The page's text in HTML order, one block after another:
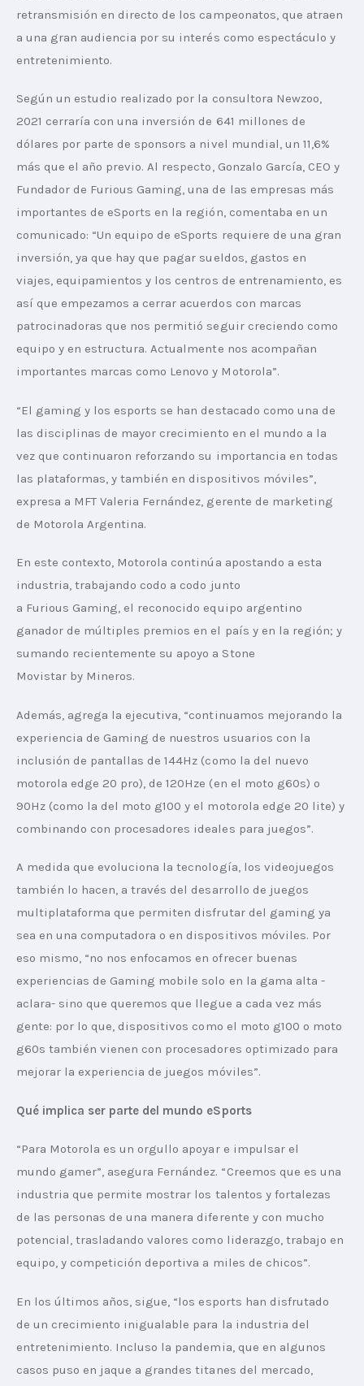
retransmisión en directo de los campeonatos, que atraen
a una gran audiencia por su interés como espectáculo y
entretenimiento.
Según un estudio realizado por la consultora Newzoo,
2021 cerraría con una inversión de 641 millones de
dólares por parte de sponsors a nivel mundial, un 11,6%
más que el año previo. Al respecto, Gonzalo García, CEO y
Fundador de Furious Gaming, una de las empresas más
importantes de eSports en la región, comentaba en un
comunicado: “Un equipo de eSports requiere de una gran
inversión, ya que hay que pagar sueldos, gastos en
viajes, equipamientos y los centros de entrenamiento, es
así que empezamos a cerrar acuerdos con marcas
patrocinadoras que nos permitió seguir creciendo como
equipo y en estructura. Actualmente nos acompañan
importantes marcas como Lenovo y Motorola”.
“El gaming y los esports se han destacado como una de
las disciplinas de mayor crecimiento en el mundo a la
vez que continuaron reforzando su importancia en todas
las plataformas, y también en dispositivos móviles”,
expresa a MFT Valeria Fernández, gerente de marketing
de Motorola Argentina.
En este contexto, Motorola continúa apostando a esta
industria, trabajando codo a codo junto
a Furious Gaming, el reconocido equipo argentino
ganador de múltiples premios en el país y en la región; y
sumando recientemente su apoyo a Stone
Movistar by Mineros.
Además, agrega la ejecutiva, “continuamos mejorando la
experiencia de Gaming de nuestros usuarios con la
inclusión de pantallas de 144Hz (como la del nuevo
motorola edge 20 pro), de 120Hze (en el moto g60s) o
90Hz (como la del moto g100 y el motorola edge 20 lite) y
combinando con procesadores ideales para juegos”.
A medida que evoluciona la tecnología, los videojuegos
también lo hacen, a través del desarrollo de juegos
multiplataforma que permiten disfrutar del gaming ya
sea en una computadora o en dispositivos móviles. Por
eso mismo, “no nos enfocamos en ofrecer buenas
experiencias de Gaming mobile solo en la gama alta -
aclara- sino que queremos que llegue a cada vez más
gente: por lo que, dispositivos como el moto g100 o moto
g60s también vienen con procesadores optimizado para
mejorar la experiencia de juegos móviles”.
Qué implica ser parte del mundo eSports
“Para Motorola es un orgullo apoyar e impulsar el
mundo gamer”, asegura Fernández. “Creemos que es una
industria que permite mostrar los talentos y fortalezas
de las personas de una manera diferente y con mucho
potencial, trasladando valores como liderazgo, trabajo en
equipo, y competición deportiva a miles de chicos”.
En los últimos años, sigue, “los esports han disfrutado
de un crecimiento inigualable para la industria del
entretenimiento. Incluso la pandemia, que en algunos
casos puso en jaque a grandes titanes del mercado,